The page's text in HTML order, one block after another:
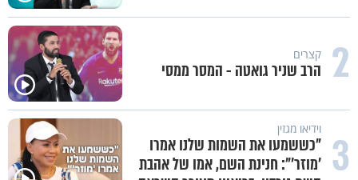
2 קצרים
הרב שניר גואטה - המסר ממסי
3 וידיאו מגזין
"כששמעו את השמות שלנו אמרו
'מוזר'": חנינת השם, אמו של אהבת